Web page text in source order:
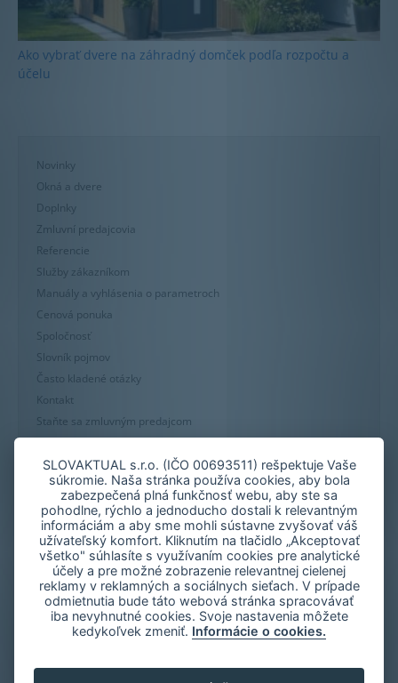
Ako vybrať dvere na záhradný domček podľa rozpočtu a
účelu
Novinky
Okná a dvere
Doplnky
Zmluvní predajcovia
Referencie
Služby zákazníkom
Manuály a vyhlásenia o parametroch
Cenová ponuka
Spoločnosť
Slovník pojmov
Často kladené otázky
Kontakt
Staňte sa zmluvným predajcom
Mapa stránky
Zásady používania súborov cookie
Nastavenie cookies
Oznámenie nekalých praktík
SLOVAKTUAL s.r.o. (IČO 00693511) rešpektuje Vaše
súkromie. Naša stránka používa cookies, aby bola
zabezpečená plná funkčnosť webu, aby ste sa
pohodlne, rýchlo a jednoducho dostali k relevantným
informáciám a aby sme mohli sústavne zvyšovať váš
užívateľský komfort. Kliknutím na tlačidlo „Akceptovať
všetko" súhlasíte s využívaním cookies pre analytické
účely a pre možné zobrazenie relevantnej cielenej
reklamy v reklamných a sociálnych sieťach. V prípade
odmietnutia bude táto webová stránka spracovávať
iba nevyhnutné cookies. Svoje nastavenia môžete
kedykoľvek zmeniť. Informácie o cookies.